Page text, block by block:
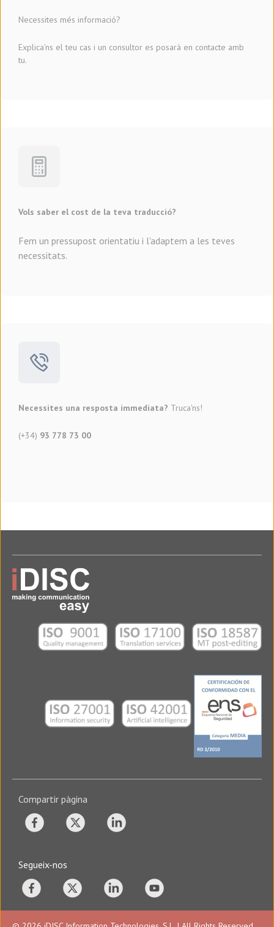
Necessites més informació?
Explica'ns el teu cas i un consultor es posarà en contacte amb
tu.
Vols saber el cost de la teva traducció?
Fem un pressupost orientatiu i l'adaptem a les teves
necessitats.
Necessites una resposta immediata? Truca'ns!
(+34) 93 778 73 00
Compartir pàgina
Segueix-nos